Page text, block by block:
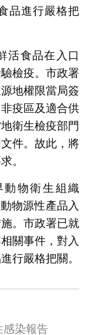
品進行嚴格把
活食品在入口
檢疫。市政署
地權限當局簽
疫區及適合供
衛生檢疫部門
件。故此，將
。
動物衛生組織
物源性產品入
。市政署已就
關事件，對入
行嚴格把關。
感染報告